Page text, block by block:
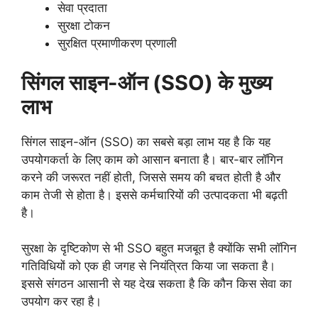
सेवा प्रदाता
सुरक्षा टोकन
सुरक्षित प्रमाणीकरण प्रणाली
सिंगल साइन-ऑन (SSO) के मुख्य
लाभ
सिंगल साइन-ऑन (SSO) का सबसे बड़ा लाभ यह है कि यह
उपयोगकर्ता के लिए काम को आसान बनाता है। बार-बार लॉगिन
करने की जरूरत नहीं होती, जिससे समय की बचत होती है और
काम तेजी से होता है। इससे कर्मचारियों की उत्पादकता भी बढ़ती
है।
सुरक्षा के दृष्टिकोण से भी SSO बहुत मजबूत है क्योंकि सभी लॉगिन
गतिविधियों को एक ही जगह से नियंत्रित किया जा सकता है।
इससे संगठन आसानी से यह देख सकता है कि कौन किस सेवा का
उपयोग कर रहा है।